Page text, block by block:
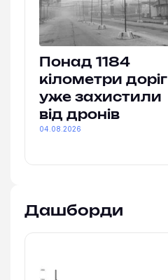
Понад 1184
кілометри доріг
уже захистили
від дронів
04.08.2026
Дашборди